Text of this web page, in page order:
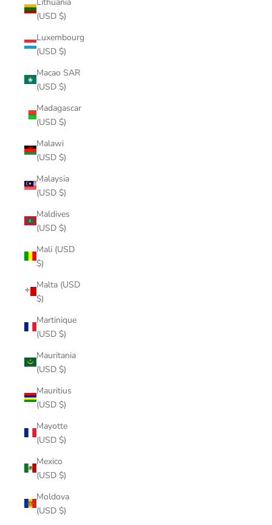
(USD $)
Luxembourg
(USD $)
Macao SAR
(USD $)
Madagascar
(USD $)
Malawi
(USD $)
Malaysia
(USD $)
Maldives
(USD $)
Mali (USD
$)
Malta (USD
$)
Martinique
(USD $)
Mauritania
(USD $)
Mauritius
(USD $)
Mayotte
(USD $)
Mexico
(USD $)
Moldova
(USD $)